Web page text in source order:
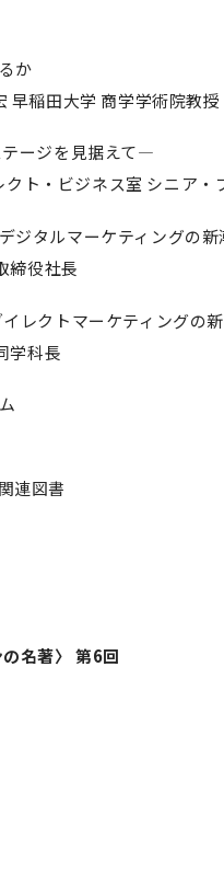
か
早稲田大学 商学学術院教授
ージを見据えて—
ト・ビジネス室 シニア・
ジタルマーケティング
締役社長
レクトマーケティングの
学科長
連図書
名著〉 第6回